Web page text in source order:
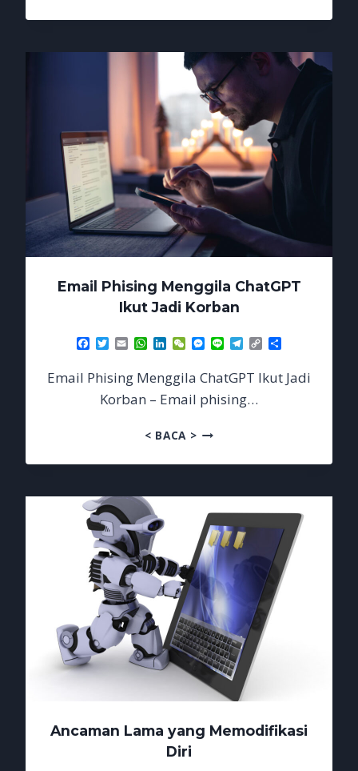
KINI
SESI
LOGIN
Email Phising Menggila ChatGPT
Ikut Jadi Korban
Facebook
TwitterEmailWhatsApp
LinkedIn
WeChatMessenger
Line Telegram
Copy
Link
Email Phising Menggila ChatGPT Ikut Jadi
Korban – Email phising…
< BACA >EMAIL
MENGGILA
IKUT
JADI
KORBAN
Ancaman Lama yang Memodifikasi
Diri